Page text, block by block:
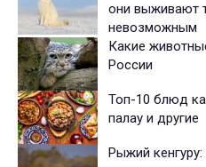
они выживают
невозможным
Какие
России
Топ-10 блюд
палау и другие
Рыжий